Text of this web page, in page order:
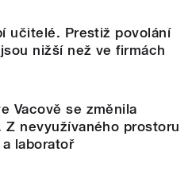
učitelé. Prestiž povolání
nižší než ve firmách
Vacově se změnila
Z nevyužívaného prostoru
laboratoř